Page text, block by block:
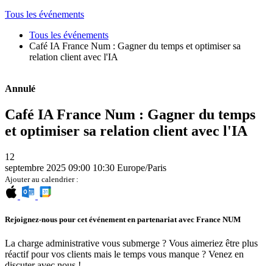
Tous les événements
Tous les événements
Café IA France Num : Gagner du temps et optimiser sa
relation client avec l'IA
Annulé
Café IA France Num : Gagner du temps
et optimiser sa relation client avec l'IA
12
septembre 2025 09:00 10:30 Europe/Paris
Ajouter au calendrier :
Rejoignez-nous pour cet événement en partenariat avec France NUM
La charge administrative vous submerge ? Vous aimeriez être plus
réactif pour vos clients mais le temps vous manque ? Venez en